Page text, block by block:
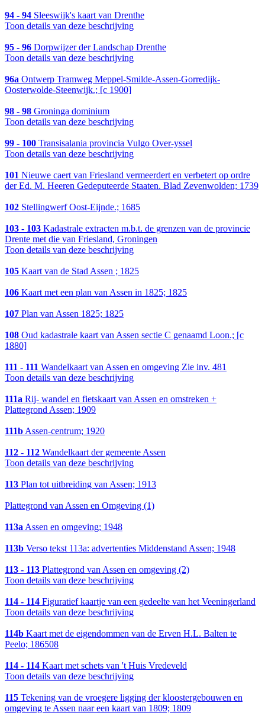
94 - 94 Sleeswijk's kaart van Drenthe
Toon details van deze beschrijving
95 - 96 Dorpwijzer der Landschap Drenthe
Toon details van deze beschrijving
96a Ontwerp Tramweg Meppel-Smilde-Assen-Gorredijk-
Oosterwolde-Steenwijk.; [c 1900]
98 - 98 Groninga dominium
Toon details van deze beschrijving
99 - 100 Transisalania provincia Vulgo Over-yssel
Toon details van deze beschrijving
101 Nieuwe caert van Friesland vermeerdert en verbetert op ordre
der Ed. M. Heeren Gedeputeerde Staaten. Blad Zevenwolden; 1739
102 Stellingwerf Oost-Eijnde.; 1685
103 - 103 Kadastrale extracten m.b.t. de grenzen van de provincie
Drente met die van Friesland, Groningen
Toon details van deze beschrijving
105 Kaart van de Stad Assen ; 1825
106 Kaart met een plan van Assen in 1825; 1825
107 Plan van Assen 1825; 1825
108 Oud kadastrale kaart van Assen sectie C genaamd Loon.; [c
1880]
111 - 111 Wandelkaart van Assen en omgeving Zie inv. 481
Toon details van deze beschrijving
111a Rij- wandel en fietskaart van Assen en omstreken +
Plattegrond Assen; 1909
111bAssen-centrum; 1920
112 - 112 Wandelkaart der gemeente Assen
Toon details van deze beschrijving
113 Plan tot uitbreiding van Assen; 1913
Plattegrond van Assen en Omgeving (1)
113aAssen en omgeving; 1948
113b Verso tekst 113a: advertenties Middenstand Assen; 1948
113 - 113 Plattegrond van Assen en omgeving (2)
Toon details van deze beschrijving
114 - 114 Figuratief kaartje van een gedeelte van het Veeningerland
Toon details van deze beschrijving
114b Kaart met de eigendommen van de Erven H.L. Balten te
Peelo; 186508
114 - 114 Kaart met schets van 't Huis Vredeveld
Toon details van deze beschrijving
115 Tekening van de vroegere ligging der kloostergebouwen en
omgeving te Assen naar een kaart van 1809; 1809